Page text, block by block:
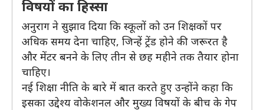
विषयों का हिस्सा
अनुराग ने सुझाव दिया कि स्कूलों को उन शिक्षकों पर
अधिक समय देना चाहिए, जिन्हें ट्रेंड होने की जरूरत है
और मेंटर बनने के लिए तीन से छह महीने तक तैयार होना
चाहिए।
नई शिक्षा नीति के बारे में बात करते हुए उन्होंने कहा कि
इसका उद्देश्य वोकेशनल और मुख्य विषयों के बीच के गेप